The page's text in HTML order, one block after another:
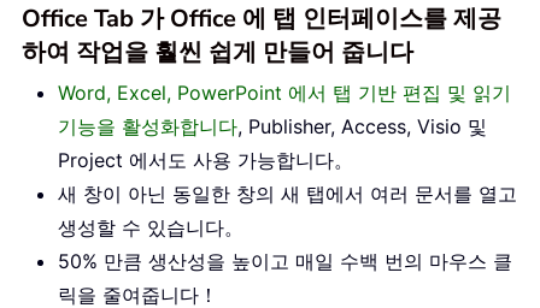
Office Tab 가 Office 에 탭 인터페이스를 제공
하여 작업을 훨씬 쉽게 만들어 줍니다
Word, Excel, PowerPoint 에서 탭 기반 편집 및 읽기
기능을 활성화합니다, Publisher, Access, Visio 및
Project 에서도 사용 가능합니다。
새 창이 아닌 동일한 창의 새 탭에서 여러 문서를 열고
생성할 수 있습니다。
50% 만큼 생산성을 높이고 매일 수백 번의 마우스 클
릭을 줄여줍니다！